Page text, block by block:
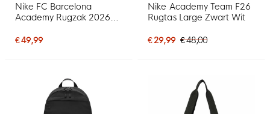
Nike FC Barcelona
Academy Rugzak 2026-
€ 49,99
Nike Academy Team F26
Rugtas Large Zwart Wit
€ 29,99 € 48,00